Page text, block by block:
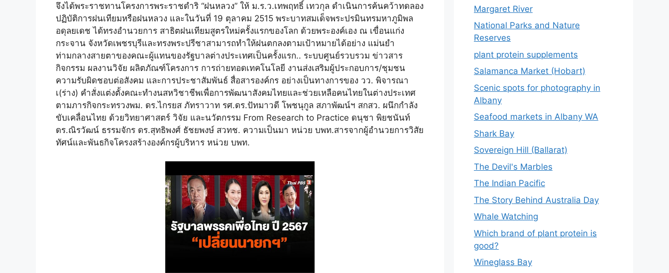
จึงได้พระราชทานโครงการพระราชดำริ “ฝนหลวง” ให้ ม.ร.ว.เทพฤทธิ์ เทวกุล ดำเนินการค้นคว้าทดลอง
ปฏิบัติการฝนเทียมหรือฝนหลวง และในวันที่ 19 ตุลาคม 2515 พระบาทสมเด็จพระปรมินทรมหาภูมิพล
อดุลยเดช ได้ทรงอำนวยการ สาธิตฝนเทียมสูตรใหม่ครั้งแรกของโลก ด้วยพระองค์เอง ณ เขื่อนแก่ง
กระจาน จังหวัดเพชรบุรีและทรงพระปรีชาสามารถทำให้ฝนตกลงตามเป้าหมายได้อย่าง แม่นยำ
ท่ามกลางสายตาของคณะผู้แทนของรัฐบาลต่างประเทศเป็นครั้งแรก.. ระบบศูนย์รวบรวม ข่าวสาร
กิจกรรม ผลงานวิจัย ผลิตภัณฑ์โครงการ การถ่ายทอดเทคโนโลยี งานส่งเสริมผู้ประกอบการ/ชุมชน
ความรับผิดชอบต่อสังคม และการประชาสัมพันธ์ สื่อสารองค์กร อย่างเป็นทางการของ วว. พิจารณา
เ(ร่าง) คำสั่งแต่งตั้งคณะทำงนสหวิชาชีพเพื่อการพัฒนาสังคมไทยและช่วยเหลือคนไทยในต่างประเทศ
ตามภารกิจกระทรวงพม. ดร.ไกรยส ภัทราวาท รศ.ดร.ปัทมาวดี โพชนุกูล สภาพัฒน์ฯ สกสว. ผนึกกำลัง
ขับเคลื่อนไทย ด้วยวิทยาศาสตร์ วิจัย และนวัตกรรม From Research to Practice ดนุชา พิยชนันท์
ดร.ณิรวัฒน์ ธรรมจักร ดร.สุทธิพงศ์ ธัชยพงษ์ สวทช. ความเป็นมา หน่วย บพท.สารจากผู้อำนวยการวิสัย
ทัศน์และพันธกิจโครงสร้างองค์กรผู้บริหาร หน่วย บพท.
Margaret River
National Parks and Nature
Reserves
plant protein supplements
Salamanca Market (Hobart)
Scenic spots for photography in
Albany
Seafood markets in Albany WA
Shark Bay
Sovereign Hill (Ballarat)
The Devil's Marbles
The Indian Pacific
The Story Behind Australia Day
Whale Watching
Which brand of plant protein is
good?
Wineglass Bay